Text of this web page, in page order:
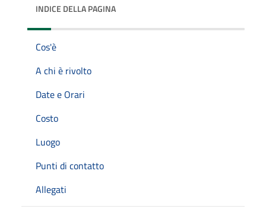
INDICE DELLA PAGINA
Cos'è
A chi è rivolto
Date e Orari
Costo
Luogo
Punti di contatto
Allegati